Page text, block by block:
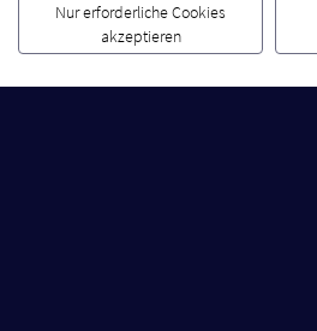
Nur erforderliche Cookies
akzeptieren